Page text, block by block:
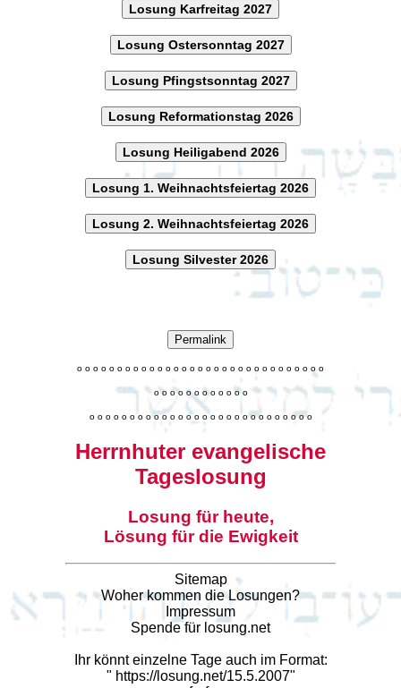
Losung Karfreitag 2027
Losung Ostersonntag 2027
Losung Pfingstsonntag 2027
Losung Reformationstag 2026
Losung Heiligabend 2026
Losung 1. Weihnachtsfeiertag 2026
Losung 2. Weihnachtsfeiertag 2026
Losung Silvester 2026
Permalink
o o o o o o o o o o o o o o o o o o o o o o o o o o o o o o o
o o o o o o o o o o o o
o o o o o o o o o o o o o o o o o o o o o o o o o o o o
Herrnhuter evangelische
Tageslosung
Losung für heute,
Lösung für die Ewigkeit
Sitemap
Woher kommen die Losungen?
Impressum
Spende für losung.net
Ihr könnt einzelne Tage auch im Format:
" https://losung.net/15.5.2007"